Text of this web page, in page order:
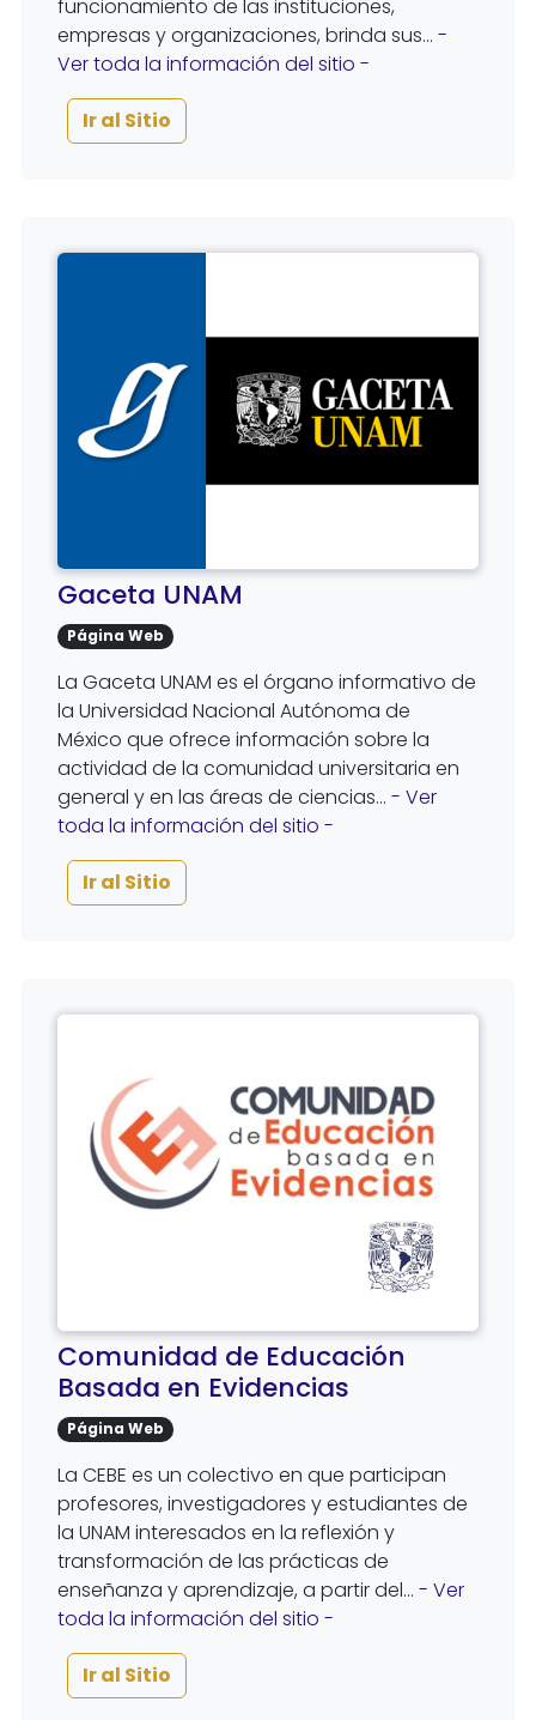
funcionamiento de las instituciones,
empresas y organizaciones, brinda sus... -
Ver toda la información del sitio -
Ir al Sitio
Gaceta UNAM
Página Web
La Gaceta UNAM es el órgano informativo de
la Universidad Nacional Autónoma de
México que ofrece información sobre la
actividad de la comunidad universitaria en
general y en las áreas de ciencias... - Ver
toda la información del sitio -
Ir al Sitio
Comunidad de Educación
Basada en Evidencias
Página Web
La CEBE es un colectivo en que participan
profesores, investigadores y estudiantes de
la UNAM interesados en la reflexión y
transformación de las prácticas de
enseñanza y aprendizaje, a partir del... - Ver
toda la información del sitio -
Ir al Sitio